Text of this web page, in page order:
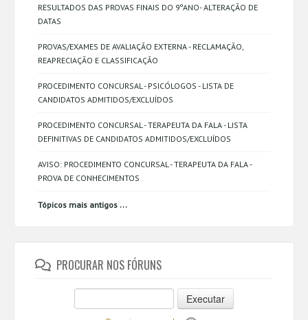
RESULTADOS DAS PROVAS FINAIS DO 9ºANO- ALTERAÇÃO DE
DATAS
PROVAS/EXAMES DE AVALIAÇÃO EXTERNA - RECLAMAÇÃO,
REAPRECIAÇÃO E CLASSIFICAÇÃO
PROCEDIMENTO CONCURSAL - PSICÓLOGOS - LISTA DE
CANDIDATOS ADMITIDOS/EXCLUÍDOS
PROCEDIMENTO CONCURSAL - TERAPEUTA DA FALA - LISTA
DEFINITIVAS DE CANDIDATOS ADMITIDOS/EXCLUÍDOS
AVISO: PROCEDIMENTO CONCURSAL - TERAPEUTA DA FALA -
PROVA DE CONHECIMENTOS
Tópicos mais antigos ...
PROCURAR NOS FÓRUNS
Executar